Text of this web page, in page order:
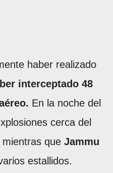
haber realizado
interceptado 48
En la noche del
cerca del
que Jammu
estallidos.